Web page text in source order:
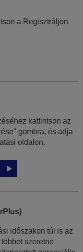
a Regisztráljon
kattintson az
gombra, és adja
oldalon.
időszakon túl is az
szeretne